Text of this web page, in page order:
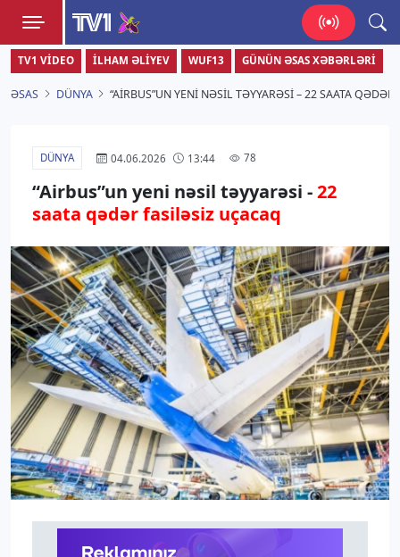
TV1
Zamanı bizimlə yaşa!
TV1 VIDEO İLHAM ƏLIYEV WUF13 GÜNÜN ƏSAS XƏBƏRLƏRI
ƏSAS DÜNYA “AIRBUS”UN YENI NƏSIL TƏYYARƏSI – 22 SAATA
DÜNYA 04.06.2026 13:44 78
“Airbus”un yeni nəsil təyyarəsi -22
saata qədər fasiləsiz uçacaq